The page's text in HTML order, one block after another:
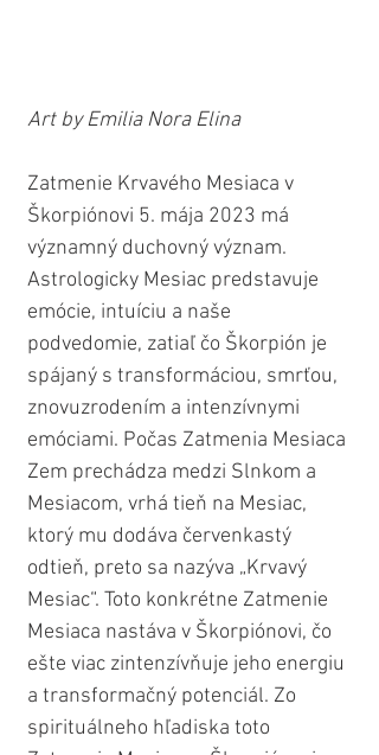
Art by Emilia Nora Elina
Zatmenie Krvavého Mesiaca v
Škorpiónovi 5. mája 2023 má
významný duchovný význam.
Astrologicky Mesiac predstavuje
emócie, intuíciu a naše
podvedomie, zatiaľ čo Škorpión je
spájaný s transformáciou, smrťou,
znovuzrodením a intenzívnymi
emóciami. Počas Zatmenia Mesiaca
Zem prechádza medzi Slnkom a
Mesiacom, vrhá tieň na Mesiac,
ktorý mu dodáva červenkastý
odtieň, preto sa nazýva „Krvavý
Mesiac“. Toto konkrétne Zatmenie
Mesiaca nastáva v Škorpiónovi, čo
ešte viac zintenzívňuje jeho energiu
a transformačný potenciál. Zo
spirituálneho hľadiska toto